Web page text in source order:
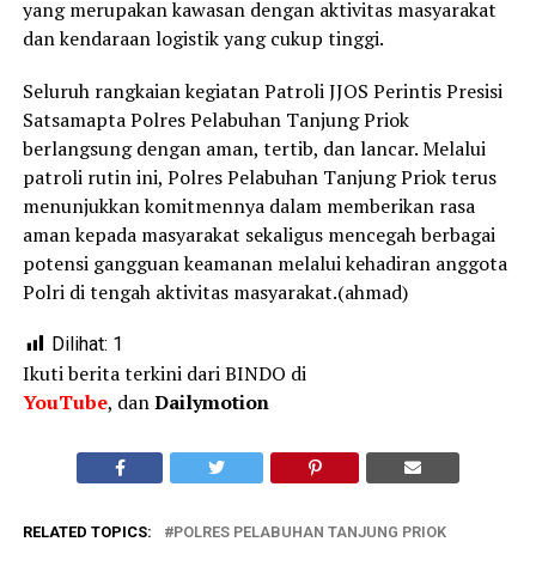
yang merupakan kawasan dengan aktivitas masyarakat
dan kendaraan logistik yang cukup tinggi.
Seluruh rangkaian kegiatan Patroli JJOS Perintis Presisi
Satsamapta Polres Pelabuhan Tanjung Priok
berlangsung dengan aman, tertib, dan lancar. Melalui
patroli rutin ini, Polres Pelabuhan Tanjung Priok terus
menunjukkan komitmennya dalam memberikan rasa
aman kepada masyarakat sekaligus mencegah berbagai
potensi gangguan keamanan melalui kehadiran anggota
Polri di tengah aktivitas masyarakat.(ahmad)
Dilihat: 1
Ikuti berita terkini dari BINDO di
YouTube, danDailymotion
RELATED TOPICS: POLRES PELABUHAN TANJUNG PRIOK